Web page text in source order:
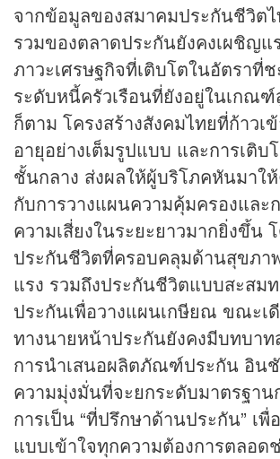
จากข้อมูลของสมาคมประกันชีวิต
รวมของตลาดประกันยังคงเผชิญแ
ภาวะเศรษฐกิจที่เติบโตในอัตราที่
ระดับหนี้ครัวเรือนที่ยังอยู่ในเกณฑ์
ก็ตาม โครงสร้างสังคมไทยที่ก้าวเ
อายุอย่างเต็มรูปแบบ และการเติ
ชั้นกลาง ส่งผลให้ผู้บริโภคหันมาใ
กับการวางแผนความคุ้มครองและ
ความเสี่ยงในระยะยาวมากยิ่งขึ้น
ประกันชีวิตที่ครอบคลุมด้านสุขภา
แรง รวมถึงประกันชีวิตแบบสะสม
ประกันเพื่อวางแผนเกษียณ ขณะเ
ทางนายหน้าประกันยังคงมีบทบา
การนำเสนอผลิตภัณฑ์ประกัน อินชั
ความมุ่งมั่นที่จะยกระดับมาตรฐาน
การเป็น “ที่ปรึกษาด้านประกัน” เ
แบบเข้าใจทุกความต้องการตลอด